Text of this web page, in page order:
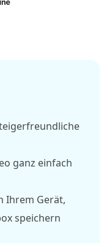
ganz einfach
Ihrem Gerät,
speichern